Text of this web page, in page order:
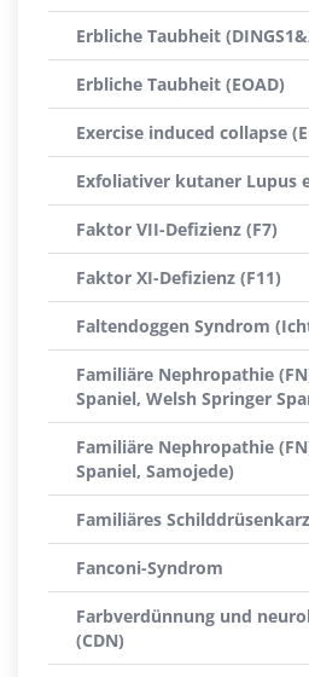
Erbliche Taubheit
Erbliche Taubheit (EOAD)
Exercise induced collapse
Exfoliativer kutaner Lupus
Faktor VII-Defizienz (F7)
Faktor XI-Defizienz (F11)
Faltendoggen Syndrom
Familiäre Nephropathie
Spaniel, Welsh Springer
Familiäre Nephropathie
Spaniel, Samojede)
Familiäres
Fanconi-Syndrom
Farbverdünnung und
(CDN)